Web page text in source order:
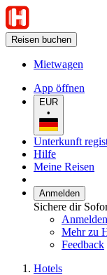
Reisen buchen
Mietwagen
App öffnen
EUR
•
Unterkunft
Hilfe
Meine Reisen
Anmelden
Sichere dir
Anmelden
Mehr zu
Feedback
Hotels